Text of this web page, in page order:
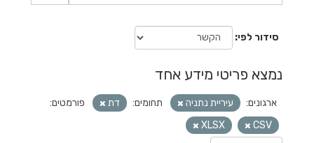
סידור לפי
נמצא פריטי מידע אחד
ארגונים: עיריית נתניה תחומים: דת
פורמטים:
CSV
XLSX